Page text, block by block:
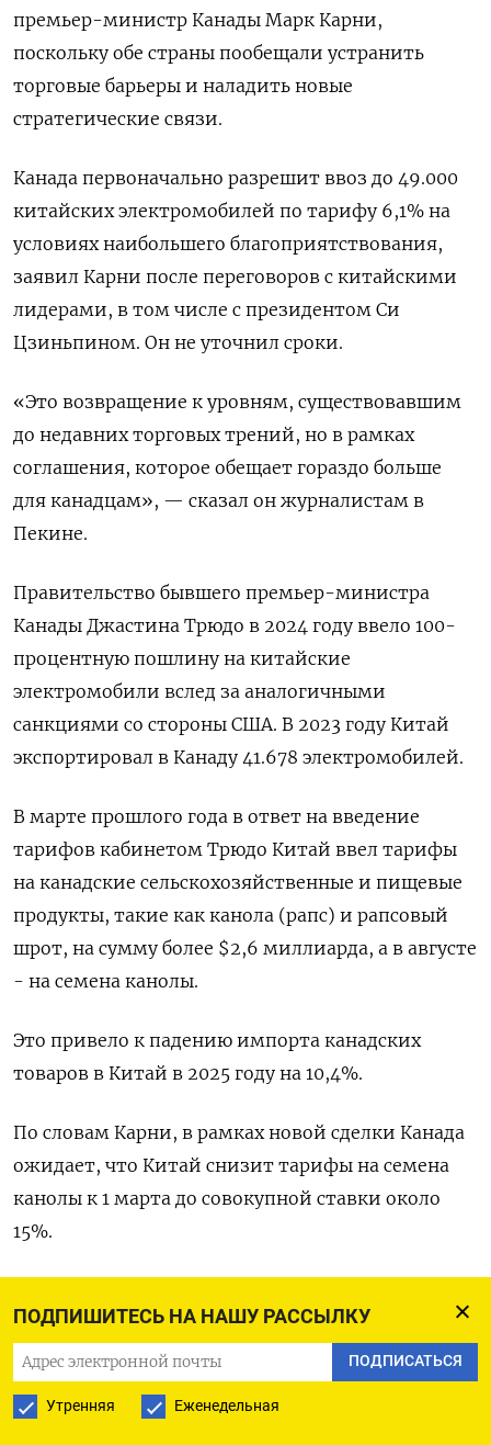
ПОДПИШИТЕСЬ НА НАШУ РАССЫЛКУ
ПОДПИСАТЬСЯ
Утренняя Еженедельная
премьер-министр Канады Марк Карни,
поскольку обе страны ⁠пообещали устранить
торговые барьеры и наладить новые
стратегические связи.
Канада первоначально разрешит ввоз до 49.000
китайских электромобилей по тарифу 6,1% на
условиях наибольшего благоприятствования,
заявил Карни после ⁠переговоров с китайскими
лидерами, в ​том числе с президентом Си
⁠Цзиньпином. Он не уточнил сроки.
«Это возвращение к уровням, существовавшим
до недавних торговых трений, но в ⁠рамках
соглашения, которое обещает гораздо больше
для канадцам», — сказал он журналистам в
Пекине.
Правительство бывшего ‌премьер-министра
Канады Джастина Трюдо в 2024 году ввело 100-
процентную ‍пошлину на китайские
электромобили вслед за аналогичными
санкциями со стороны США. В 2023 ‌году Китай
экспортировал в Канаду 41.678 электромобилей.
В марте прошлого года ​в ответ на введение
тарифов кабинетом Трюдо Китай ввел тарифы
на канадские сельскохозяйственные и пищевые
продукты, такие как канола (рапс) и рапсовый
⁠шрот, на сумму более $2,6 миллиарда, а ‍в августе
- на семена канолы.
Это привело к падению импорта канадских
товаров в ‌Китай в 2025 году на 10,4%.
По словам Карни, в рамках новой сделки Канада
ожидает, что Китай снизит тарифы на семена
канолы к 1 марта до совокупной ставки около
15%.
значительное снижение по сравнению с
текущим совокупным уровнем тарифов в 84%»,
- сказал он, добавив, что Китай является рынком
сбыта ‍семян канолы для Канады на ‍сумму $4